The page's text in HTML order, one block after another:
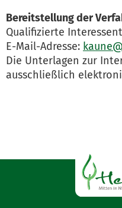
Bereitstellung der
Qualifizierte
E-Mail-Adresse:
Die Unterlagen zur
ausschließlich